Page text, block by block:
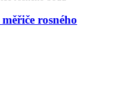
rosného